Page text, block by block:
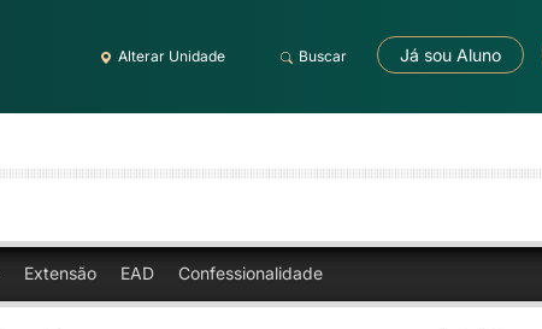
Alterar Unidade Buscar Já sou Aluno
Extensão EAD Confessionalidade